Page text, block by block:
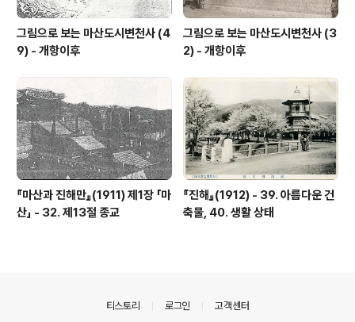
그림으로 보는 마산도시변천사 (4
9) - 개항이후
그림으로 보는 마산도시변천사 (3
2) - 개항이후
『마산과 진해만』(1911) 제1장 「마
산」 - 32. 제13절 종교
『진해』(1912) - 39. 아름다운 건
축물, 40. 생활 상태
티스토리 로그인 고객센터